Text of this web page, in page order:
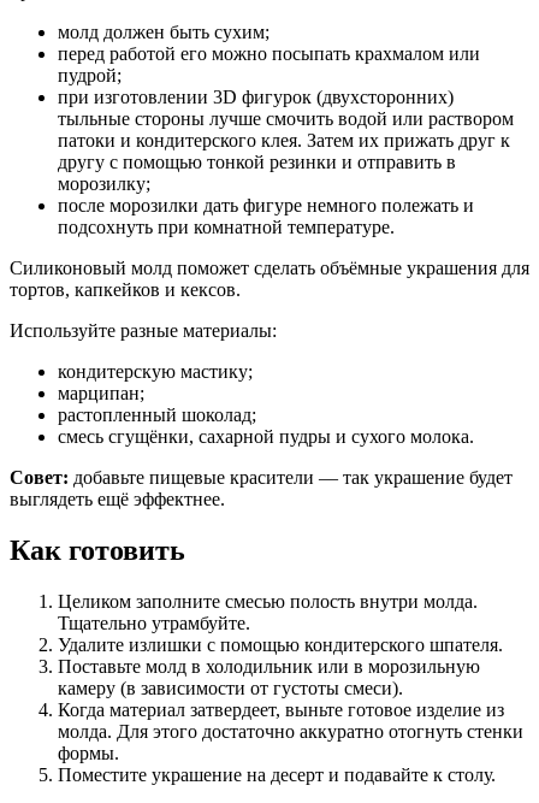
молд должен быть сухим;
перед работой его можно посыпать крахмалом или
пудрой;
при изготовлении 3D фигурок (двухсторонних)
тыльные стороны лучше смочить водой или раствором
патоки и кондитерского клея. Затем их прижать друг к
другу с помощью тонкой резинки и отправить в
морозилку;
после морозилки дать фигуре немного полежать и
подсохнуть при комнатной температуре.
Силиконовый молд поможет сделать объёмные украшения для
тортов, капкейков и кексов.
Используйте разные материалы:
кондитерскую мастику;
марципан;
растопленный шоколад;
смесь сгущёнки, сахарной пудры и сухого молока.
Совет: добавьте пищевые красители — так украшение будет
выглядеть ещё эффектнее.
Как готовить
Целиком заполните смесью полость внутри молда.
Тщательно утрамбуйте.
Удалите излишки с помощью кондитерского шпателя.
Поставьте молд в холодильник или в морозильную
камеру (в зависимости от густоты смеси).
Когда материал затвердеет, выньте готовое изделие из
молда. Для этого достаточно аккуратно отогнуть стенки
формы.
Поместите украшение на десерт и подавайте к столу.